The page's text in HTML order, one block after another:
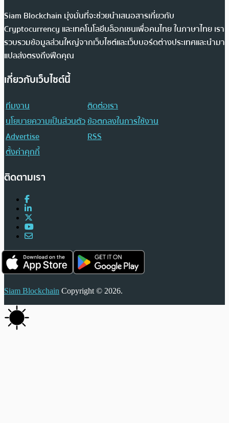
Siam Blockchain มุ่งมั่นที่จะช่วยนำเสนอสารเกี่ยวกับ
Cryptocurrency และเทคโนโลยีบล็อกเชนเพื่อคนไทย ในภาษาไทย เรา
รวบรวมข้อมูลส่วนใหญ่จากเว็บไซต์และเว็บบอร์ดต่างประเทศและนำมา
แปลส่งตรงถึงฟีดคุณ
เกี่ยวกับเว็บไซต์นี้
ทีมงาน
ติดต่อเรา
นโยบายความเป็นส่วนตัวข้อตกลงในการใช้งาน
Advertise
RSS
ตั้งค่าคุกกี้
ติดตามเรา
Siam Blockchain Copyright © 2026.